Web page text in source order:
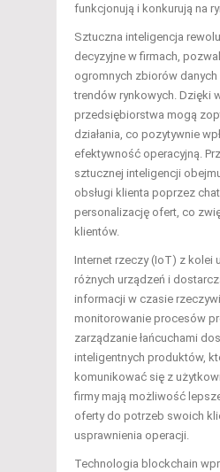
funkcjonują i konkurują na
Sztuczna inteligencja
decyzyjne w firmach,
ogromnych zbiorów
trendów rynkowych. Dzięki
przedsiębiorstwa mogą
działania, co pozytywnie
efektywność operacyjną.
sztucznej inteligencji
obsługi klienta poprzez
personalizację ofert, co
klientów.
Internet rzeczy (IoT) z kolei
różnych urządzeń i
informacji w czasie
monitorowanie procesów
zarządzanie łańcuchami
inteligentnych produktów,
komunikować się z
firmy mają możliwość
oferty do potrzeb swoich
usprawnienia operacji.
Technologia blockchain